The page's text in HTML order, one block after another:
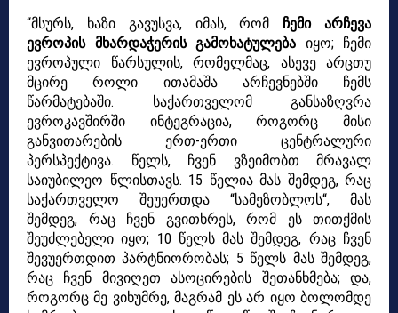
“მსურს, ხაზი გავუსვა, იმას, რომ
ჩემი არჩევა
ევროპის მხარდაჭერის გამოხატულება იყო; ჩემი
ევროპული წარსულის, რომელმაც, ასევე არცთუ
მცირე როლი ითამაშა არჩევნებში ჩემს
წარმატებაში. საქართველომ განსაზღვრა
ევროკავშირში ინტეგრაცია, როგორც მისი
განვითარების ერთ-ერთი ცენტრალური
პერსპექტივა. წელს, ჩვენ ვზეიმობთ მრავალ
საიუბილეო წლისთავს. 15 წელია მას შემდეგ, რაც
საქართველო შეუერთდა “სამეზობლოს“, მას
შემდეგ, რაც ჩვენ გვითხრეს, რომ ეს თითქმის
შეუძლებელი იყო; 10 წელს მას შემდეგ, რაც ჩვენ
შევუერთდითპარტნიორობას; 5 წელს მას შემდეგ,
რაც ჩვენ მივიღეთ ასოცირების შეთანხმება; და,
როგორც მე ვიხუმრე, მაგრამ ეს არ იყო ბოლომდე